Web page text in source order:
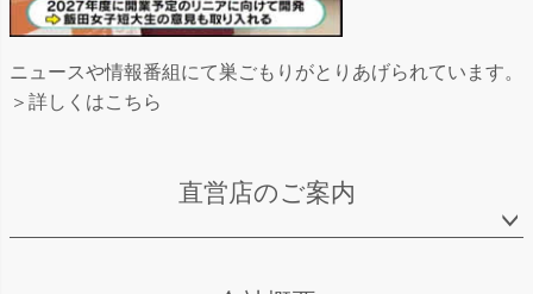
ニュースや情報番組にて巣ごもりがとりあげられています。
＞詳しくはこちら
直営店のご案内